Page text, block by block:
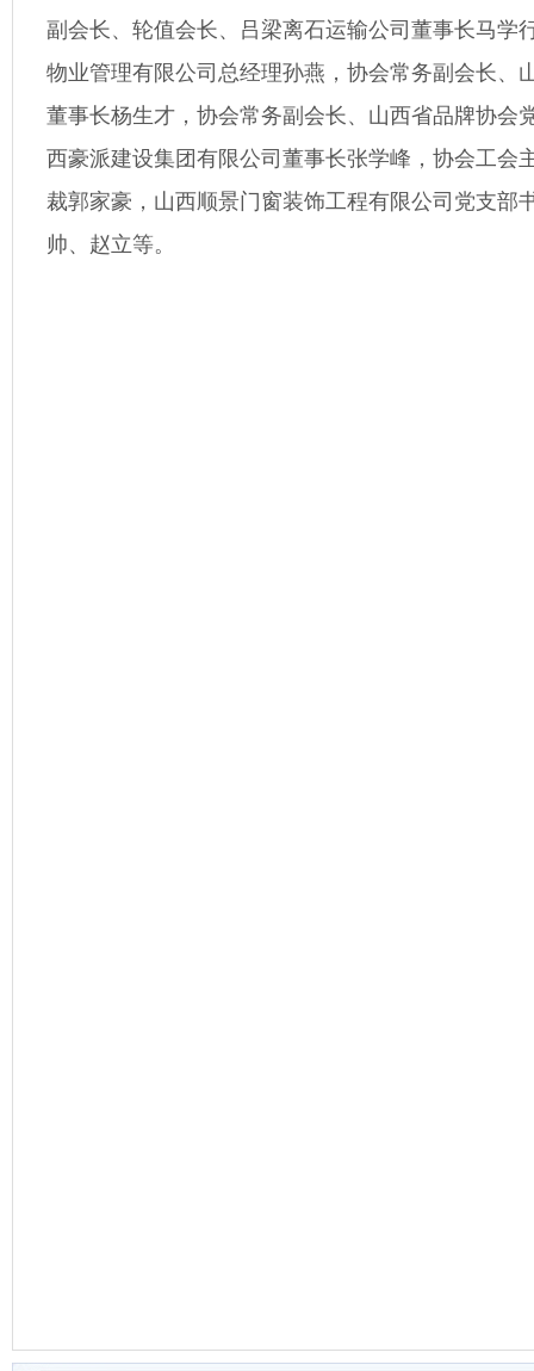
副会长、轮值会长、吕梁离石运输公司董事长马学
物业管理有限公司总经理孙燕，协会常务副会长、
董事长杨生才，协会常务副会长、山西省品牌协会
西豪派建设集团有限公司董事长张学峰，协会工会
裁郭家豪，山西顺景门窗装饰工程有限公司党支部
帅、赵立等。